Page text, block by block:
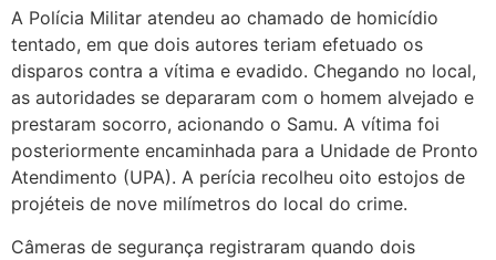
A Polícia Militar atendeu ao chamado de homicídio
tentado, em que dois autores teriam efetuado os
disparos contra a vítima e evadido. Chegando no local,
as autoridades se depararam com o homem alvejado e
prestaram socorro, acionando o Samu. A vítima foi
posteriormente encaminhada para a Unidade de Pronto
Atendimento (UPA). A perícia recolheu oito estojos de
projéteis de nove milímetros do local do crime.
Câmeras de segurança registraram quando dois